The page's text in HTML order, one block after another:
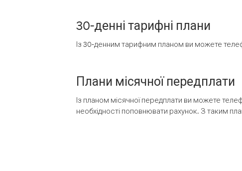
30-денні тарифні плани
Із 30-денним тарифним планом ви можете
Плани місячної передплати
Із планом місячної передплати ви можете
необхідності поповнювати рахунок. З таким